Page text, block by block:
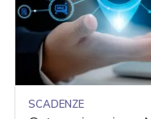
SCADENZE